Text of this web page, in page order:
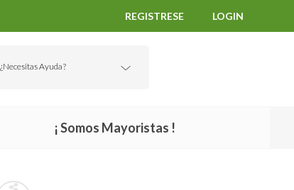
REGISTRESE LOGIN
¿Necesitas Ayuda?
¡ Somos Mayoristas !